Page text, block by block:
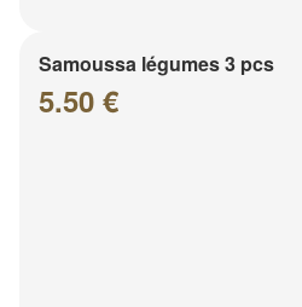
Samoussa légumes 3 pcs
5.50 €